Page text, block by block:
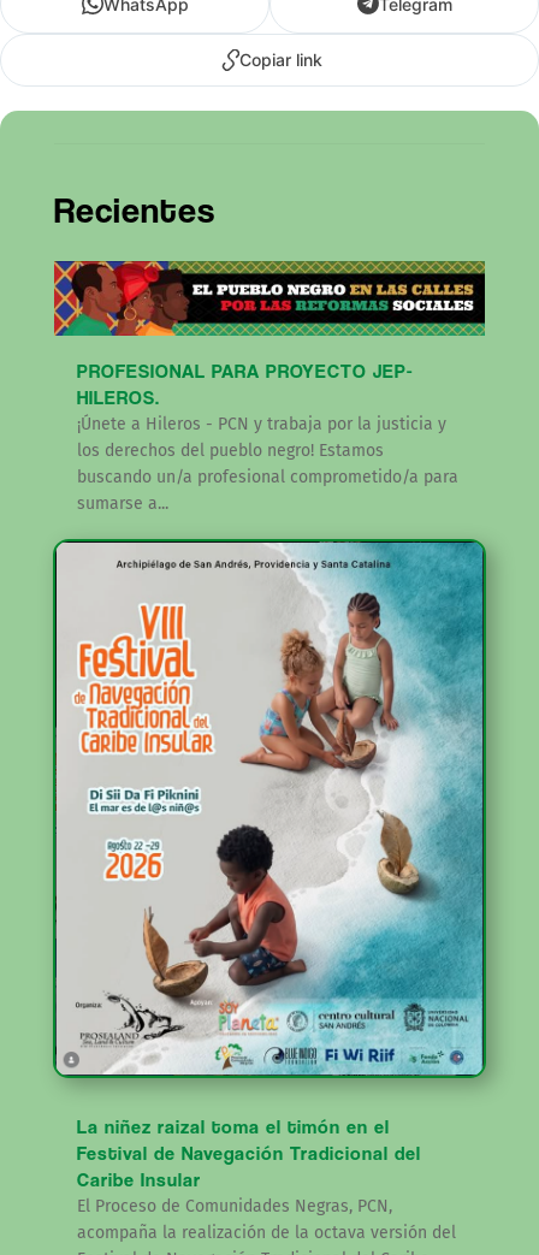
Copiar link
Recientes
PROFESIONAL PARA PROYECTO JEP-
HILEROS.
¡Únete a Hileros - PCN y trabaja por la justicia y
los derechos del pueblo negro! Estamos
buscando un/a profesional comprometido/a para
sumarse a...
La niñez raizal toma el timón en el
Festival de Navegación Tradicional del
Caribe Insular
El Proceso de Comunidades Negras, PCN,
acompaña la realización de la octava versión del